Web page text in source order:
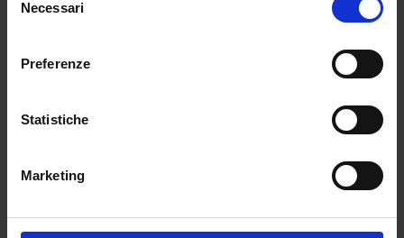
delNecessari
Preferenze
Statistiche
Marketing
https://www.tiktok.com/@studioevaporer/video/751
8816977129983254?
Questo tipo di bioplastica non ha come unico fine
quello di diventare un capo di abbigliamento.
Romane riesce infatti ad impiegarlo nella creazione
di borse, lampade, cravatte e addirittura
composizione: una vetrata in bioplastica con motivo